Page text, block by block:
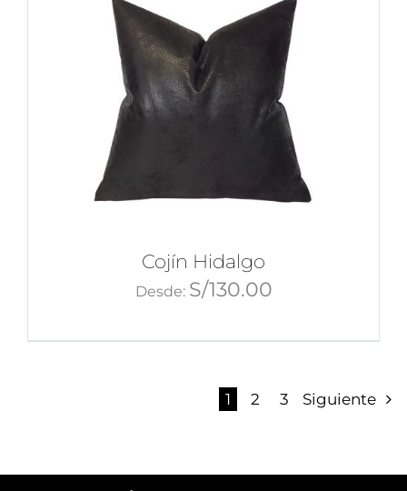
Cojín Hidalgo
Desde: S/130.00
1 2 3 Siguiente